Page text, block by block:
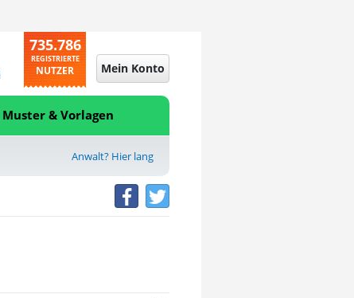
735.786
REGISTRIERTE
NUTZER Mein Konto
Muster & Vorlagen
Anwalt? Hier lang